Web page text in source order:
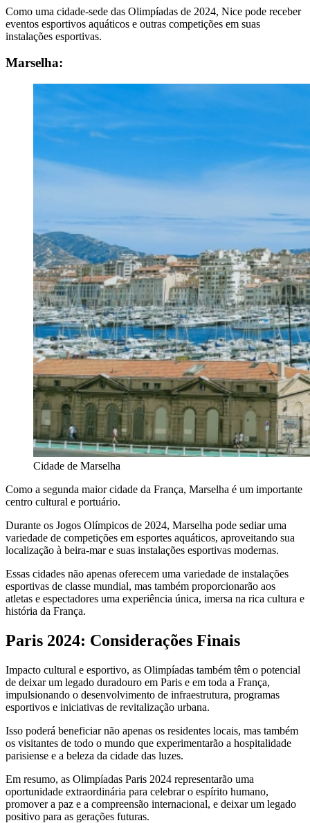
Como uma cidade-sede das Olimpíadas de 2024, Nice pode receber
eventos esportivos aquáticos e outras competições em suas
instalações esportivas.
Marselha:
Cidade de Marselha
Como a segunda maior cidade da França, Marselha é um importante
centro cultural e portuário.
Durante os Jogos Olímpicos de 2024, Marselha pode sediar uma
variedade de competições em esportes aquáticos, aproveitando sua
localização à beira-mar e suas instalações esportivas modernas.
Essas cidades não apenas oferecem uma variedade de instalações
esportivas de classe mundial, mas também proporcionarão aos
atletas e espectadores uma experiência única, imersa na rica cultura e
história da França.
Paris 2024: Considerações Finais
Impacto cultural e esportivo, as Olimpíadas também têm o potencial
de deixar um legado duradouro em Paris e em toda a França,
impulsionando o desenvolvimento de infraestrutura, programas
esportivos e iniciativas de revitalização urbana.
Isso poderá beneficiar não apenas os residentes locais, mas também
os visitantes de todo o mundo que experimentarão a hospitalidade
parisiense e a beleza da cidade das luzes.
Em resumo, as Olimpíadas Paris 2024 representarão uma
oportunidade extraordinária para celebrar o espírito humano,
promover a paz e a compreensão internacional, e deixar um legado
positivo para as gerações futuras.